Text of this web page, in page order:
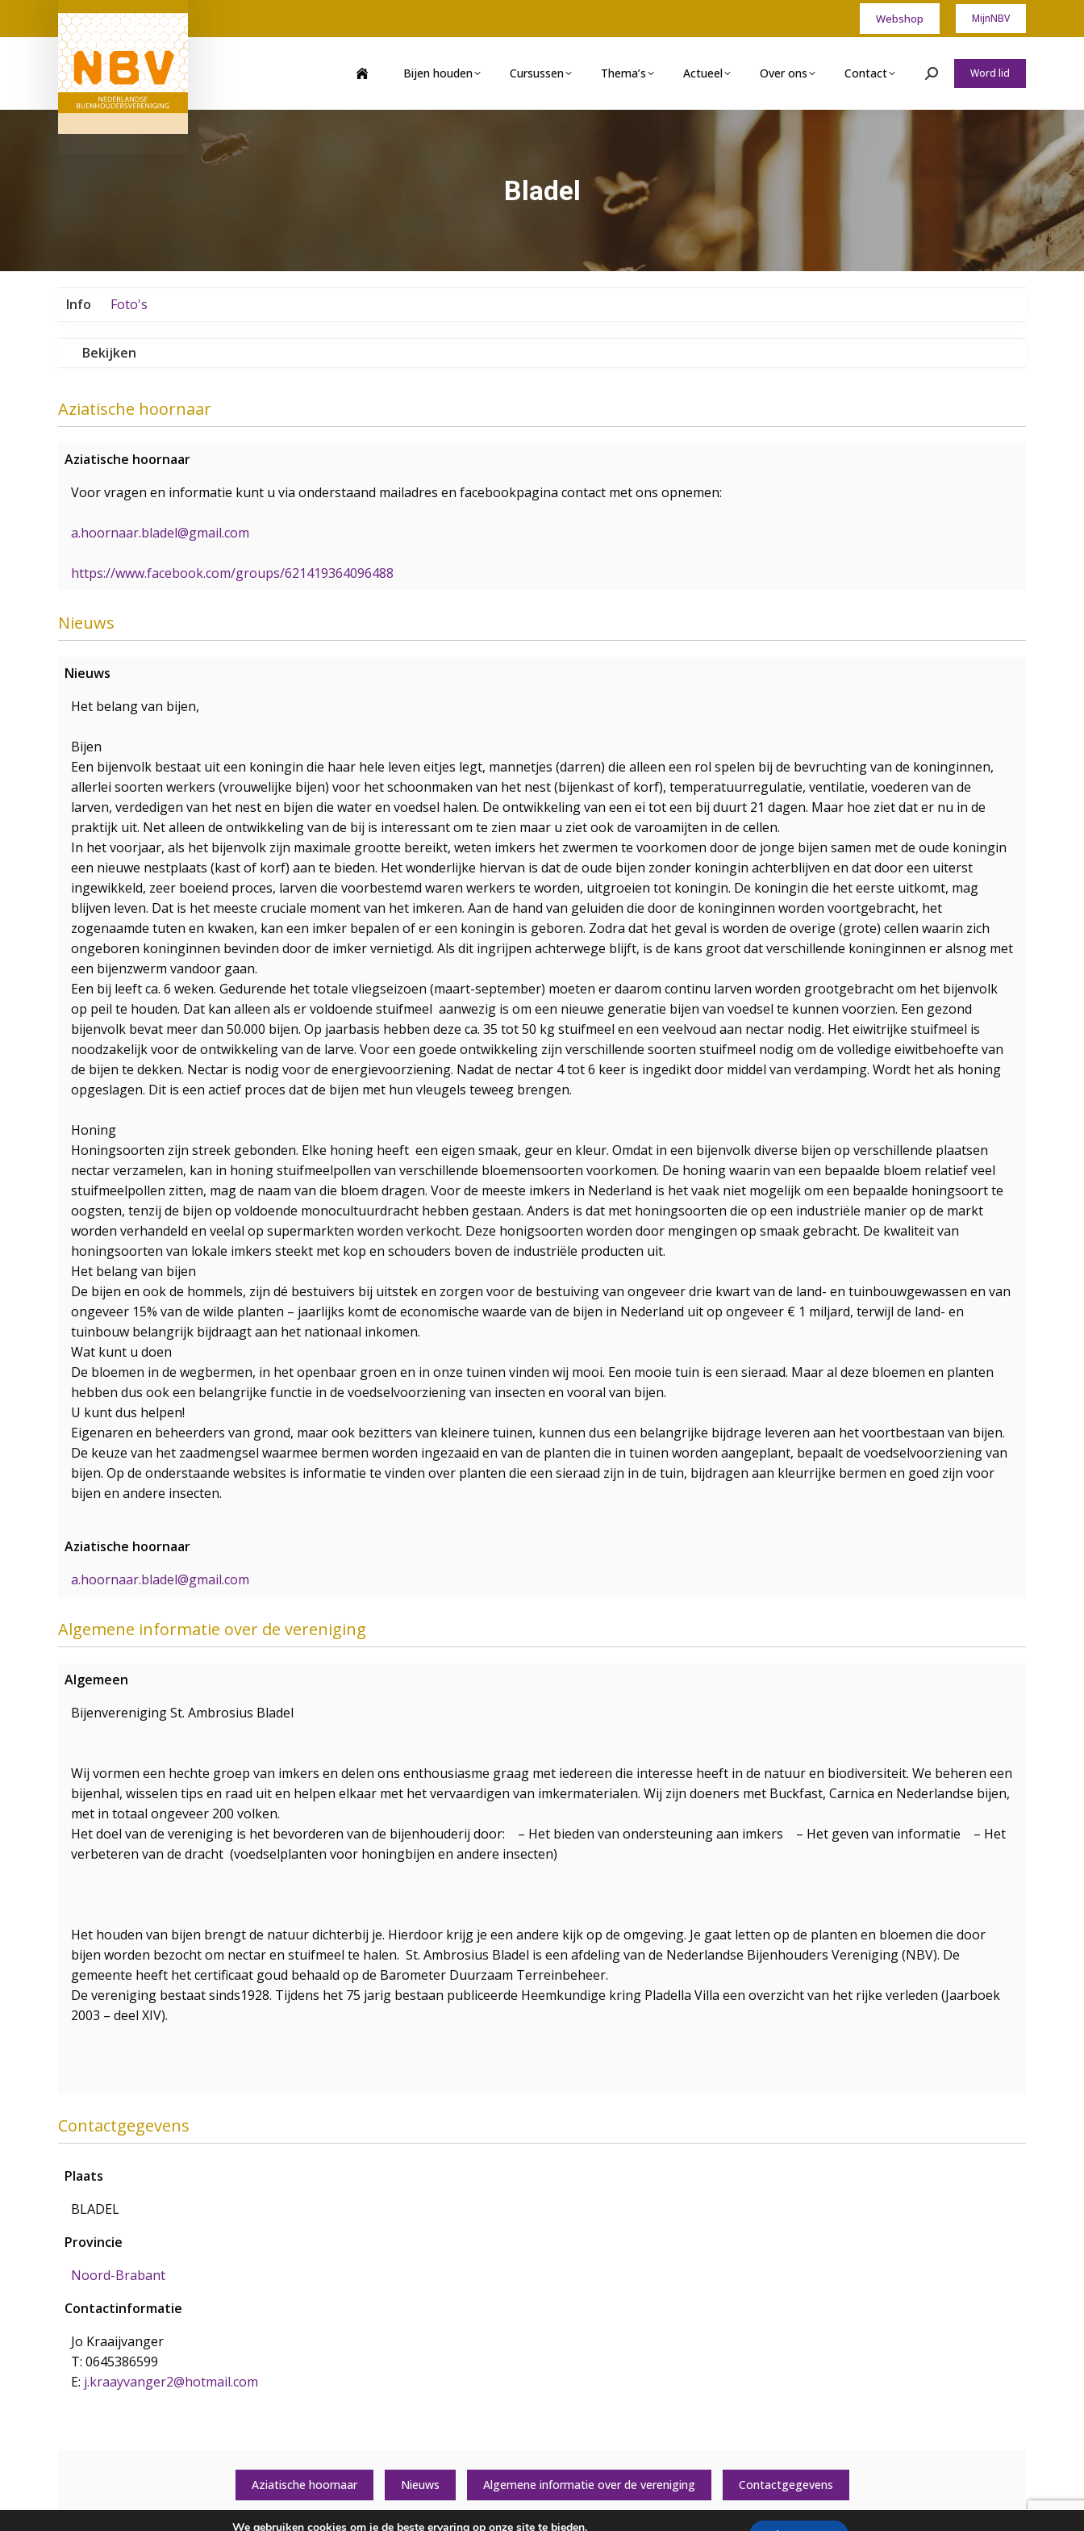
Webshop MijnNBV
Bijen houden Cursussen Thema’s Actueel Over ons Contact Zoeken:Word lid
Bladel
Aziatische hoornaar Nieuws Algemene informatie over de vereniging Contactgegevens
Info Foto's
Bekijken
Aziatische hoornaar
Aziatische hoornaar
Voor vragen en informatie kunt u via onderstaand mailadres en facebookpagina contact met ons opnemen:
a.hoornaar.bladel@gmail.com
https://www.facebook.com/groups/621419364096488
Nieuws
Nieuws
Het belang van bijen,
Bijen
Een bijenvolk bestaat uit een koningin die haar hele leven eitjes legt, mannetjes (darren) die alleen een rol spelen bij de bevruchting van de koninginnen,
allerlei soorten werkers (vrouwelijke bijen) voor het schoonmaken van het nest (bijenkast of korf), temperatuurregulatie, ventilatie, voederen van de
larven, verdedigen van het nest en bijen die water en voedsel halen. De ontwikkeling van een ei tot een bij duurt 21 dagen. Maar hoe ziet dat er nu in de
praktijk uit. Net alleen de ontwikkeling van de bij is interessant om te zien maar u ziet ook de varoamijten in de cellen.
In het voorjaar, als het bijenvolk zijn maximale grootte bereikt, weten imkers het zwermen te voorkomen door de jonge bijen samen met de oude koningin
een nieuwe nestplaats (kast of korf) aan te bieden. Het wonderlijke hiervan is dat de oude bijen zonder koningin achterblijven en dat door een uiterst
ingewikkeld, zeer boeiend proces, larven die voorbestemd waren werkers te worden, uitgroeien tot koningin. De koningin die het eerste uitkomt, mag
blijven leven. Dat is het meeste cruciale moment van het imkeren. Aan de hand van geluiden die door de koninginnen worden voortgebracht, het
zogenaamde tuten en kwaken, kan een imker bepalen of er een koningin is geboren. Zodra dat het geval is worden de overige (grote) cellen waarin zich
ongeboren koninginnen bevinden door de imker vernietigd. Als dit ingrijpen achterwege blijft, is de kans groot dat verschillende koninginnen er alsnog met
een bijenzwerm vandoor gaan.
Een bij leeft ca. 6 weken. Gedurende het totale vliegseizoen (maart-september) moeten er daarom continu larven worden grootgebracht om het bijenvolk
op peil te houden. Dat kan alleen als er voldoende stuifmeel aanwezig is om een nieuwe generatie bijen van voedsel te kunnen voorzien. Een gezond
bijenvolk bevat meer dan 50.000 bijen. Op jaarbasis hebben deze ca. 35 tot 50 kg stuifmeel en een veelvoud aan nectar nodig. Het eiwitrijke stuifmeel is
noodzakelijk voor de ontwikkeling van de larve. Voor een goede ontwikkeling zijn verschillende soorten stuifmeel nodig om de volledige eiwitbehoefte van
de bijen te dekken. Nectar is nodig voor de energievoorziening. Nadat de nectar 4 tot 6 keer is ingedikt door middel van verdamping. Wordt het als honing
opgeslagen. Dit is een actief proces dat de bijen met hun vleugels teweeg brengen.
Honing
Honingsoorten zijn streek gebonden. Elke honing heeft een eigen smaak, geur en kleur. Omdat in een bijenvolk diverse bijen op verschillende plaatsen
nectar verzamelen, kan in honing stuifmeelpollen van verschillende bloemensoorten voorkomen. De honing waarin van een bepaalde bloem relatief veel
stuifmeelpollen zitten, mag de naam van die bloem dragen. Voor de meeste imkers in Nederland is het vaak niet mogelijk om een bepaalde honingsoort te
oogsten, tenzij de bijen op voldoende monocultuurdracht hebben gestaan. Anders is dat met honingsoorten die op een industriële manier op de markt
worden verhandeld en veelal op supermarkten worden verkocht. Deze honigsoorten worden door mengingen op smaak gebracht. De kwaliteit van
honingsoorten van lokale imkers steekt met kop en schouders boven de industriële producten uit.
Het belang van bijen
De bijen en ook de hommels, zijn dé bestuivers bij uitstek en zorgen voor de bestuiving van ongeveer drie kwart van de land- en tuinbouwgewassen en van
ongeveer 15% van de wilde planten – jaarlijks komt de economische waarde van de bijen in Nederland uit op ongeveer € 1 miljard, terwijl de land- en
tuinbouw belangrijk bijdraagt aan het nationaal inkomen.
Wat kunt u doen
De bloemen in de wegbermen, in het openbaar groen en in onze tuinen vinden wij mooi. Een mooie tuin is een sieraad. Maar al deze bloemen en planten
hebben dus ook een belangrijke functie in de voedselvoorziening van insecten en vooral van bijen.
U kunt dus helpen!
Eigenaren en beheerders van grond, maar ook bezitters van kleinere tuinen, kunnen dus een belangrijke bijdrage leveren aan het voortbestaan van bijen.
De keuze van het zaadmengsel waarmee bermen worden ingezaaid en van de planten die in tuinen worden aangeplant, bepaalt de voedselvoorziening van
bijen. Op de onderstaande websites is informatie te vinden over planten die een sieraad zijn in de tuin, bijdragen aan kleurrijke bermen en goed zijn voor
bijen en andere insecten.
Aziatische hoornaar
a.hoornaar.bladel@gmail.com
Algemene informatie over de vereniging
Algemeen
Bijenvereniging St. Ambrosius Bladel
Wij vormen een hechte groep van imkers en delen ons enthousiasme graag met iedereen die interesse heeft in de natuur en biodiversiteit. We beheren een
bijenhal, wisselen tips en raad uit en helpen elkaar met het vervaardigen van imkermaterialen. Wij zijn doeners met Buckfast, Carnica en Nederlandse bijen,
met in totaal ongeveer 200 volken.
Het doel van de vereniging is het bevorderen van de bijenhouderij door: – Het bieden van ondersteuning aan imkers – Het geven van informatie – Het
verbeteren van de dracht (voedselplanten voor honingbijen en andere insecten)
Het houden van bijen brengt de natuur dichterbij je. Hierdoor krijg je een andere kijk op de omgeving. Je gaat letten op de planten en bloemen die door
bijen worden bezocht om nectar en stuifmeel te halen. St. Ambrosius Bladel is een afdeling van de Nederlandse Bijenhouders Vereniging (NBV). De
gemeente heeft het certificaat goud behaald op de Barometer Duurzaam Terreinbeheer.
De vereniging bestaat sinds1928. Tijdens het 75 jarig bestaan publiceerde Heemkundige kring Pladella Villa een overzicht van het rijke verleden (Jaarboek
2003 – deel XIV).
Contactgegevens
Plaats
BLADEL
Provincie
Noord-Brabant
Contactinformatie
Jo Kraaijvanger
T: 0645386599
E: j.kraayvanger2@hotmail.com
We gebruiken cookies om je de beste ervaring op onze site te bieden.